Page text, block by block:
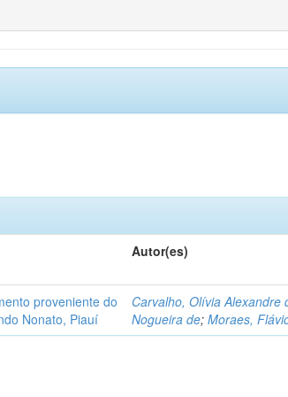
Autor(es)
proveniente do
Nonato, Piauí
Carvalho, Olívia Alexandre
Nogueira de;Moraes,